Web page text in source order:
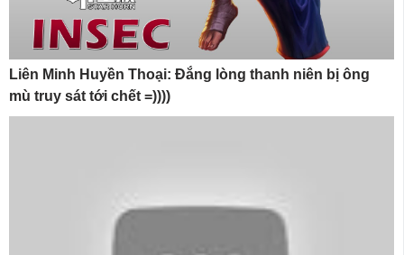
Liên Minh Huyền Thoại: Đắng lòng thanh niên bị ông
mù truy sát tới chết =))))